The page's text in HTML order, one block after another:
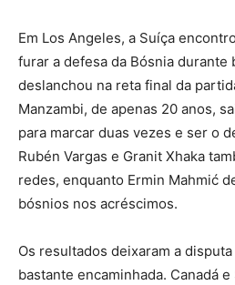
Em Los Angeles, a Suíça
furar a defesa da Bósnia durante
deslanchou na reta final da
Manzambi, de apenas 20 anos,
para marcar duas vezes e ser o
Rubén Vargas e Granit Xhaka
redes, enquanto Ermin Mahmić
bósnios nos acréscimos.
Os resultados deixaram a
bastante encaminhada. Canadá